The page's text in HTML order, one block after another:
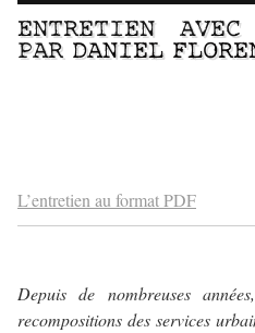
ENTRETIEN AVEC
PAR DANIEL
L’entretien au format PDF
Depuis de nombreuses années,
recompositions des services